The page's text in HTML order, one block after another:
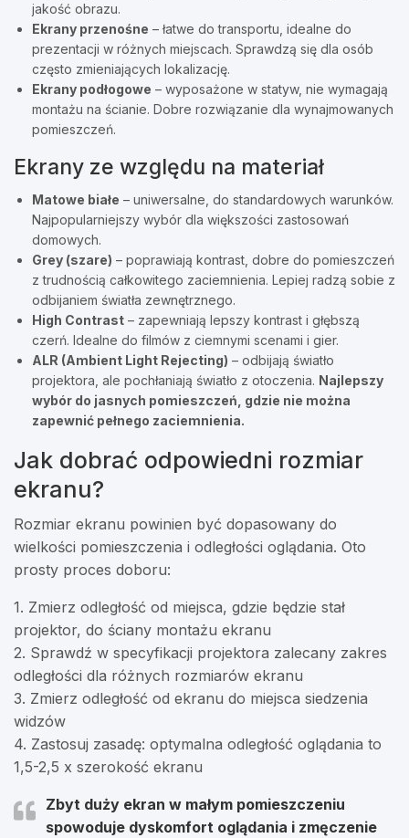
jakość obrazu.
Ekrany przenośne – łatwe do transportu, idealne do
prezentacji w różnych miejscach. Sprawdzą się dla osób
często zmieniających lokalizację.
Ekrany podłogowe – wyposażone w statyw, nie wymagają
montażu na ścianie. Dobre rozwiązanie dla wynajmowanych
pomieszczeń.
Ekrany ze względu na materiał
Matowe białe – uniwersalne, do standardowych warunków.
Najpopularniejszy wybór dla większości zastosowań
domowych.
Grey (szare) – poprawiają kontrast, dobre do pomieszczeń
z trudnością całkowitego zaciemnienia. Lepiej radzą sobie z
odbijaniem światła zewnętrznego.
High Contrast – zapewniają lepszy kontrast i głębszą
czerń. Idealne do filmów z ciemnymi scenami i gier.
ALR (Ambient Light Rejecting) – odbijają światło
projektora, ale pochłaniają światło z otoczenia. Najlepszy
wybór do jasnych pomieszczeń, gdzie nie można
zapewnić pełnego zaciemnienia.
Jak dobrać odpowiedni rozmiar
ekranu?
Rozmiar ekranu powinien być dopasowany do
wielkości pomieszczenia i odległości oglądania. Oto
prosty proces doboru:
1. Zmierz odległość od miejsca, gdzie będzie stał
projektor, do ściany montażu ekranu
2. Sprawdź w specyfikacji projektora zalecany zakres
odległości dla różnych rozmiarów ekranu
3. Zmierz odległość od ekranu do miejsca siedzenia
widzów
4. Zastosuj zasadę: optymalna odległość oglądania to
1,5-2,5 x szerokość ekranu
Zbyt duży ekran w małym pomieszczeniu
spowoduje dyskomfort oglądania i zmęczenie